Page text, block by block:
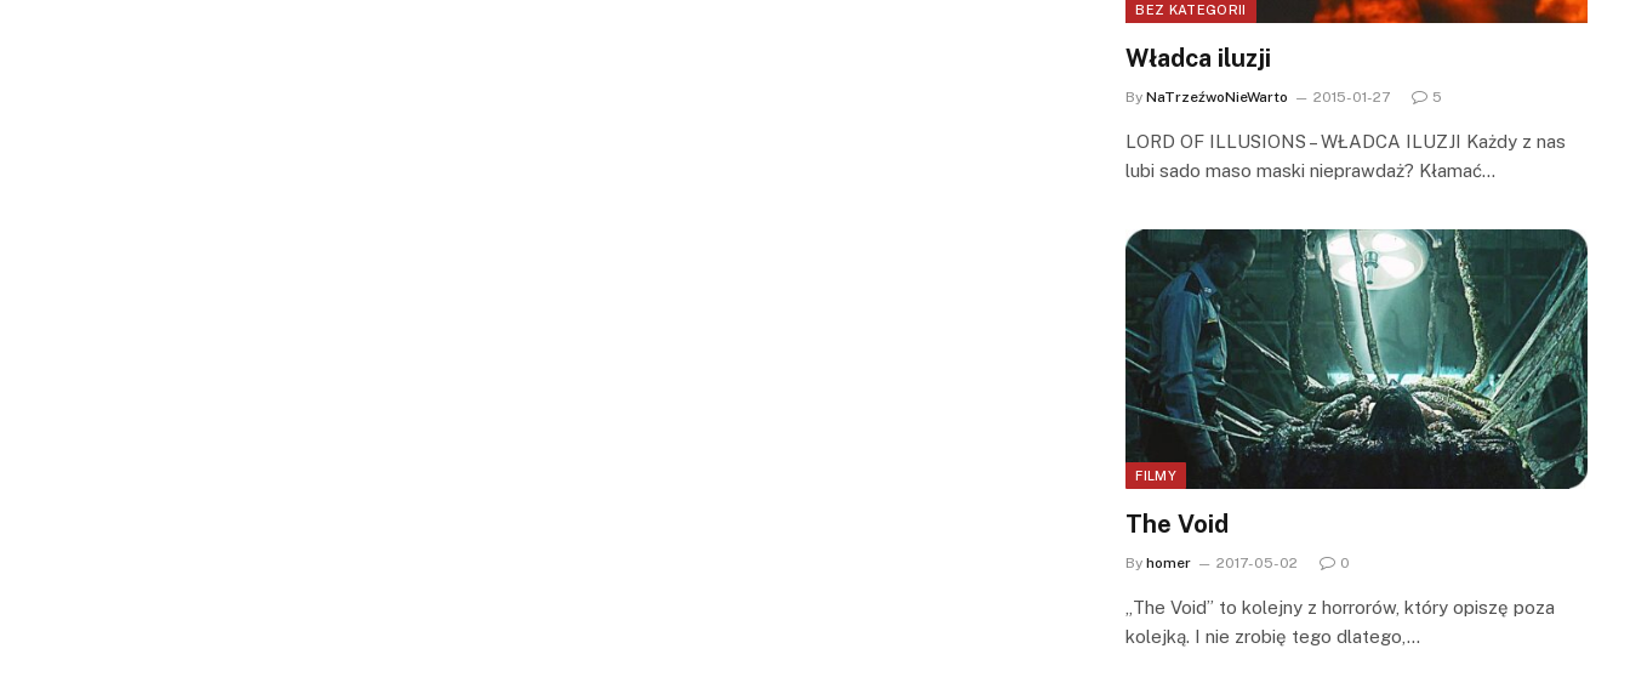
BEZ KATEGORII
Władca iluzji
By NaTrzeźwoNieWarto 2015-01-27 5
LORD OF ILLUSIONS – WŁADCA ILUZJI Każdy z nas
lubi sado maso maski nieprawdaż? Kłamać…
FILMY
The Void
By homer 2017-05-02 0
„The Void” to kolejny z horrorów, który opiszę poza
kolejką. I nie zrobię tego dlatego,…